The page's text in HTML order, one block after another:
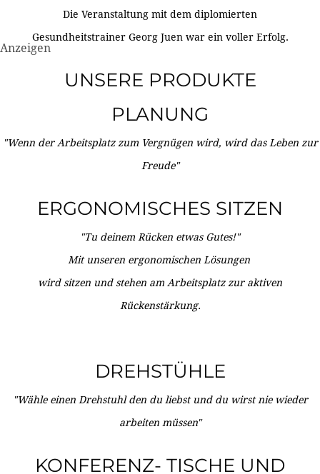
Die Veranstaltung mit dem diplomierten
Gesundheitstrainer Georg Juen war ein voller Erfolg.
Anzeigen
UNSERE PRODUKTE
PLANUNG
"Wenn der Arbeitsplatz zum Vergnügen wird, wird das Leben zur
Freude"
ERGONOMISCHES SITZEN
"Tu deinem Rücken etwas Gutes!"
Mit unseren ergonomischen Lösungen
wird sitzen und stehen am Arbeitsplatz zur aktiven
Rückenstärkung.
DREHSTÜHLE
"Wähle einen Drehstuhl den du liebst und du wirst nie wieder
arbeiten müssen"
KONFERENZ- TISCHE UND